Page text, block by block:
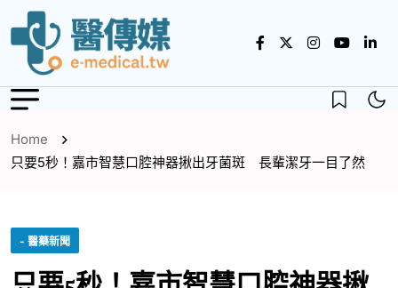
Home
只要5秒！嘉市智慧口腔神器揪出牙菌斑 長輩潔牙一目了然
- 醫藥新聞